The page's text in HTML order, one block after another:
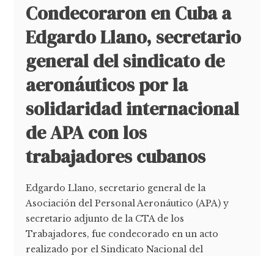
Condecoraron en Cuba a
Edgardo Llano, secretario
general del sindicato de
aeronáuticos por la
solidaridad internacional
de APA con los
trabajadores cubanos
Edgardo Llano, secretario general de la
Asociación del Personal Aeronáutico (APA) y
secretario adjunto de la CTA de los
Trabajadores, fue condecorado en un acto
realizado por el Sindicato Nacional del